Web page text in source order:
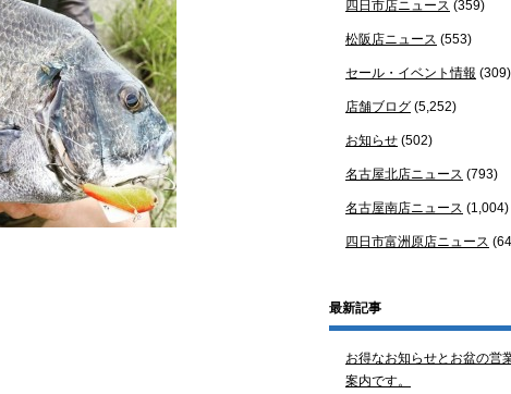
四日市店ニュース (359)
松阪店ニュース (553)
セール・イベント情報 (309)
店舗ブログ (5,252)
お知らせ (502)
名古屋北店ニュース (793)
名古屋南店ニュース (1,004)
四日市富洲原店ニュース
最新記事
お得なお知らせとお盆の営
案内です。